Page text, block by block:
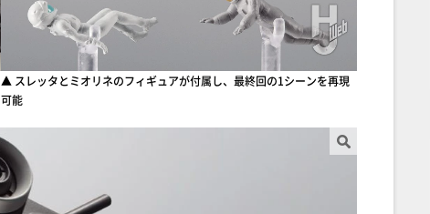
▲ スレッタとミオリネのフィギュアが付属し、最終回の1シーンを再現
可能